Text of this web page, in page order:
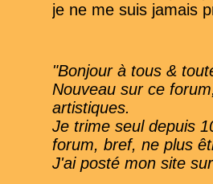
je ne me suis jamais
"Bonjour à tous &
Nouveau sur ce
artistiques.
Je trime seul depuis
forum, bref, ne plus
J'ai posté mon site